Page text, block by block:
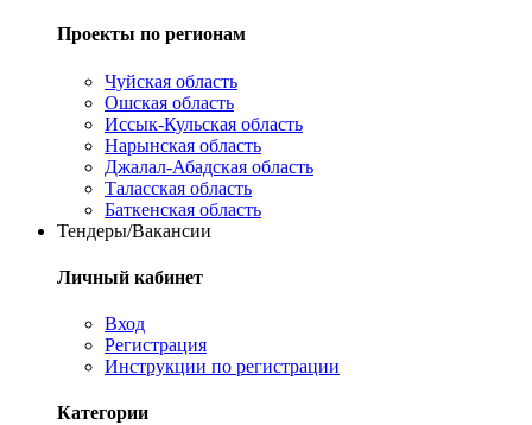
Проекты по регионам
Чуйская область
Ошская область
Иссык-Кульская область
Нарынская область
Джалал-Абадская область
Таласская область
Баткенская область
Тендеры/Вакансии
Личный кабинет
Вход
Регистрация
Инструкции по регистрации
Категории